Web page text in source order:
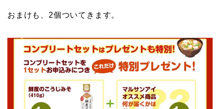
おまけも、2個ついてきます。